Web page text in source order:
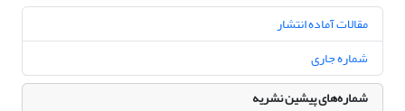
مقالات آماده انتشار
شماره جاری
شماره‌های پیشین نشریه